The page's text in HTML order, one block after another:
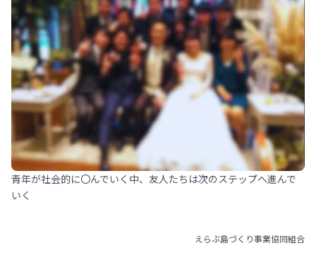
青年が社会的に〇んでいく中、友人たちは次のステップへ進んで
いく
えらぶ島づくり事業協同組合